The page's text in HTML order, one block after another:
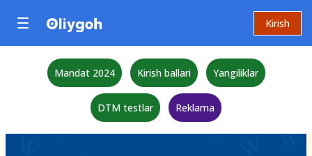
Kirish
Mandat 2024 Kirish ballari Yangiliklar
DTM testlar Reklama